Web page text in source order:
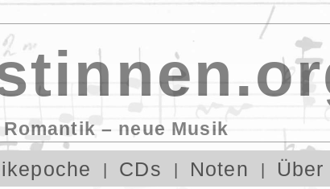
– neue Musik
CDs Noten Über